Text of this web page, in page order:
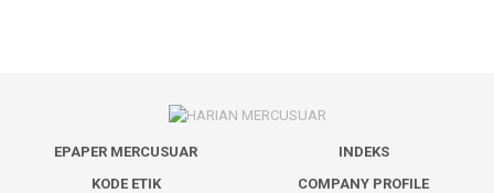
EPAPER MERCUSUAR
INDEKS
KODE ETIK
COMPANY PROFILE